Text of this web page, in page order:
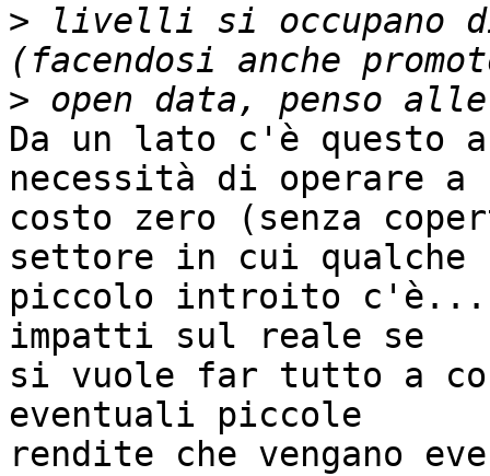
> livelli si
>
Da un lato c'è
necessità di operare a
costo zero (senza
settore in cui qualche
piccolo introito c'è...
impatti sul reale se
si vuole far tutto a
eventuali piccole
rendite che vengano